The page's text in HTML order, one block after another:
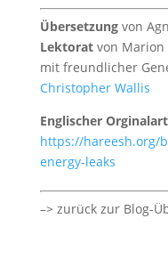
Übersetzung von
Lektoratvon Marion
mit freundlicher
Christopher Wallis
Englischer
https://hareesh.org/
energy-leaks
–> zurück zur Blog-